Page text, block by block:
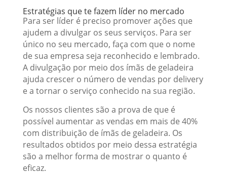
Estratégias que te fazem líder no mercado
Para ser líder é preciso promover ações que
ajudem a divulgar os seus serviços. Para ser
único no seu mercado, faça com que o nome
de sua empresa seja reconhecido e lembrado.
A divulgação por meio dos ímãs de geladeira
ajuda crescer o número de vendas por delivery
e a tornar o serviço conhecido na sua região.
Os nossos clientes são a prova de que é
possível aumentar as vendas em mais de 40%
com distribuição de ímãs de geladeira. Os
resultados obtidos por meio dessa estratégia
são a melhor forma de mostrar o quanto é
eficaz.